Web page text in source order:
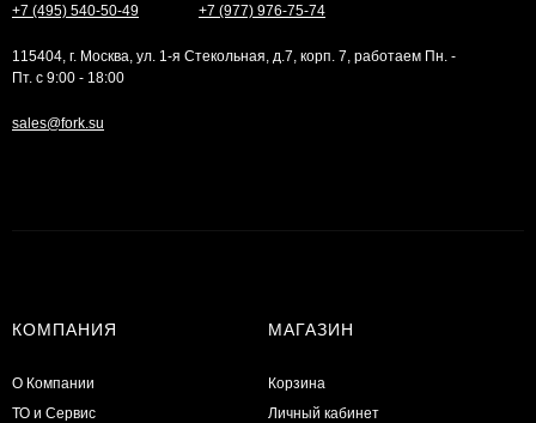
+7 (495) 540-50-49 +7 (977) 976-75-74
115404, г. Москва, ул. 1-я Стекольная, д.7, корп. 7, работаем Пн. -
Пт. с 9:00 - 18:00
sales@fork.su
КОМПАНИЯ
О Компании
ТО и Сервис
МАГАЗИН
Корзина
Личный кабинет